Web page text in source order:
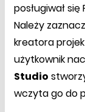
posługiwał
Należy
kreatora
użytkownik
Studio
wczyta go do